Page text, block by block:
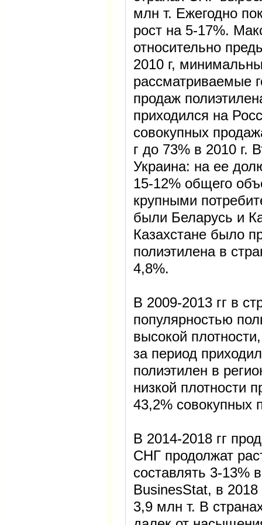
млн т. Ежегодно
рост на 5-17%.
относительно
2010 г,
рассматриваемые
продаж
приходился на
совокупных
г до 73% в 2010 г.
Украина: на ее
15-12% общего
крупными
были Беларусь и
Казахстане было
полиэтилена в
4,8%.
В 2009-2013 гг в
популярностью
высокой
за период
полиэтилен в
низкой плотности
43,2% совокупных
В 2014-2018 гг
СНГ продолжат
составлять 3-13%
BusinesStat, в
3,9 млн т. В